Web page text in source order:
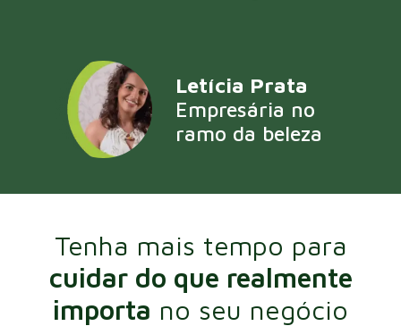
Letícia Prata
Empresária no
ramo da beleza
Tenha mais tempo para
cuidar do que realmente
importa no seu negócio